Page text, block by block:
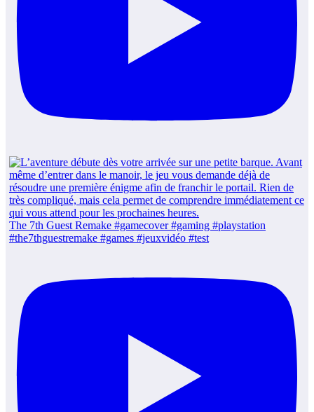
The 7th Guest Remake #gamecover #gaming #playstation
#the7thguestremake #games #jeuxvidéo #test